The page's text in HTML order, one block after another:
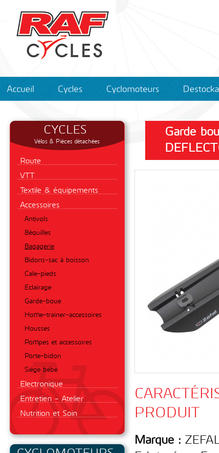
Accueil Cycles Cyclomoteurs
CYCLES
Vélos & Pièces détachées
Route
VTT
Textile & équipements
Accessoires
Antivols
Béquilles
Bagagerie
Bidons-sac à boisson
Cale-pieds
Eclairage
Garde-boue
Home-trainer-accessoires
Housses
Pompes et accessoires
Porte-bidon
Siège bébé
Electronique
Entretien - Atelier
Nutrition et Soin
Garde
PRODUIT
Marque :